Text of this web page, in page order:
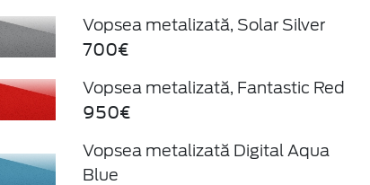
Vopsea metalizată, Solar Silver
700€
Vopsea metalizată, Fantastic Red
950€
Vopsea metalizată Digital Aqua
Blue